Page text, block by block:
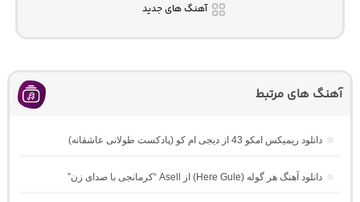
آهنگ های جدید
آهنگ های مرتبط
دانلود ریمیکس امکو 43 از دیجی ام کو (پادکست طولانی عاشقانه)
دانلود آهنگ هر گوله (Here Gule) از Asell “کرمانجی با صدای زن”